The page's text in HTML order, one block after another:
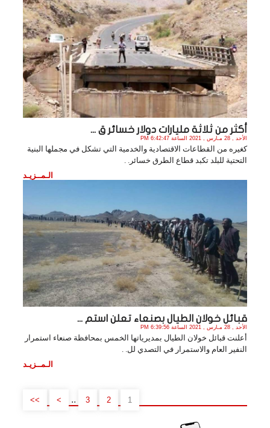
أكثر من ثلاثة مليارات دولار خسائر ق ...
الأحد , 28 مـارس , 2021 الساعة 6:42:47 PM
كغيره من القطاعات الاقتصادية والخدمية التي تشكل في مجملها البنية
التحتية للبلد تكبد قطاع الطرق خسائر. .
الـمــزيـد
قبائل خولان الطيال بصنعاء تعلن استم ...
الأحد , 28 مـارس , 2021 الساعة 6:39:56 PM
أعلنت قبائل خولان الطيال بمديرياتها الخمس بمحافظة صنعاء استمرار
النفير العام والاستمرار في التصدي لل. .
الـمــزيـد
1
2
3
..
>
>>